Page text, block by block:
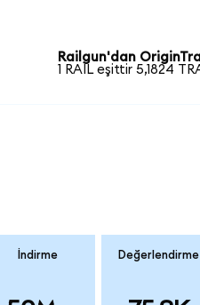
Railgun'dan
1 RAIL eşittir 5,1824
İndirme Değerlendirme